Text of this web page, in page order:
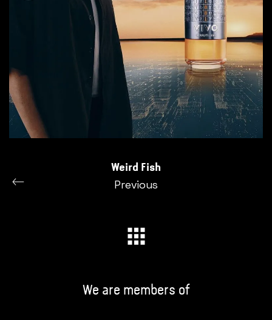
Weird Fish
Previous
We are members of